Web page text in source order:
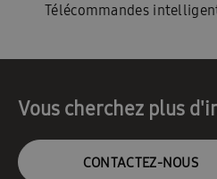
Télécommandes
Vous cherchez plus
CONTACTEZ-NOUS